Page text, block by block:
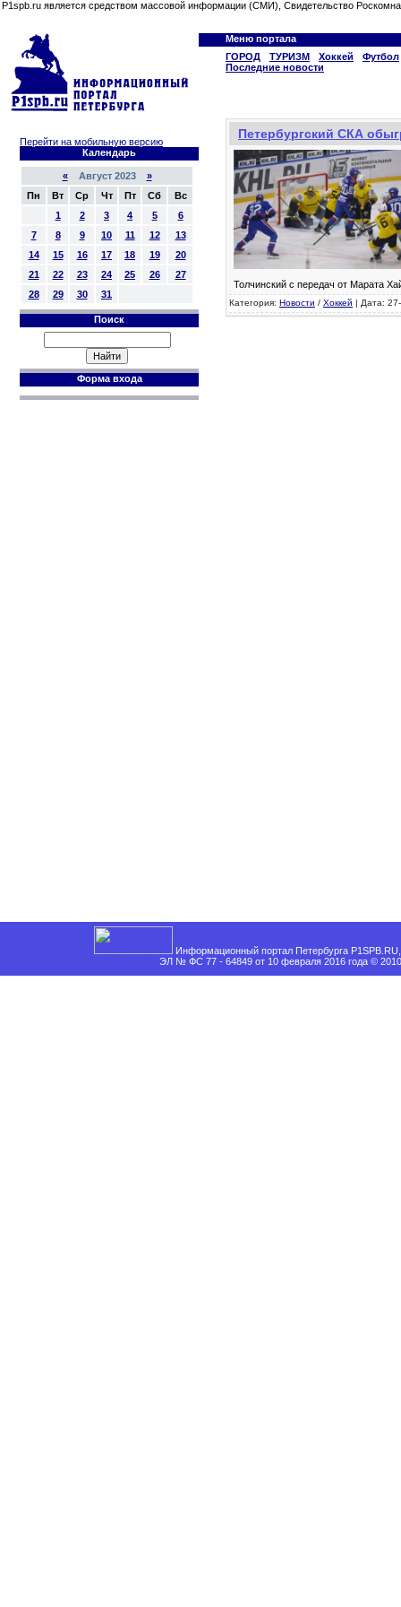
P1spb.ru является средством массовой информации (СМИ), Свидетельство
Меню портала
ГОРОД
ТУРИЗМ Хоккей
Футбол
Последние новости
Перейти на мобильную версию
Календарь
«Август 2023 »
Пн
Вт Ср Чт Пт Сб
Вс
1
2 3 4 5
6
7
8 9 10 11 12
13
14
15 16 17 18 19
20
21
22 23 24 25 26
27
28
29 30 31
Поиск
Форма входа
Петербургский СКА
Толчинский с передач от Марата
Категория: Новости / Хоккей | Дата:
Информационный портал Петербурга
ЭЛ № ФС 77 - 64849 от 10 февраля 2016 года ©